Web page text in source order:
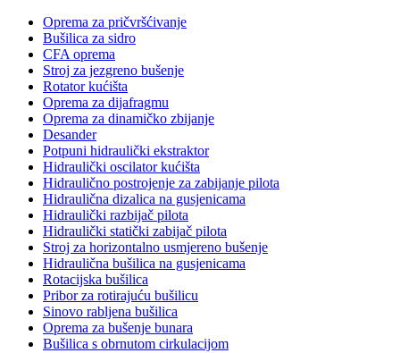
Oprema za pričvršćivanje
Bušilica za sidro
CFA oprema
Stroj za jezgreno bušenje
Rotator kućišta
Oprema za dijafragmu
Oprema za dinamičko zbijanje
Desander
Potpuni hidraulički ekstraktor
Hidraulički oscilator kućišta
Hidraulično postrojenje za zabijanje pilota
Hidraulična dizalica na gusjenicama
Hidraulički razbijač pilota
Hidraulički statički zabijač pilota
Stroj za horizontalno usmjereno bušenje
Hidraulična bušilica na gusjenicama
Rotacijska bušilica
Pribor za rotirajuću bušilicu
Sinovo rabljena bušilica
Oprema za bušenje bunara
Bušilica s obrnutom cirkulacijom